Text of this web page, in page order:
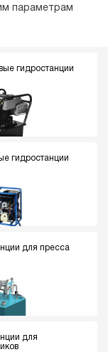
параметрам
гидростанции
гидростанции
для пресса
для